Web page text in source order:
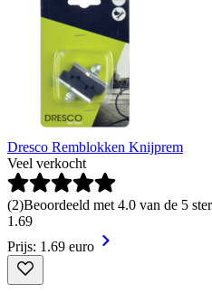
Dresco Remblokken Knijprem
Veel verkocht
(2)Beoordeeld met 4.0 van de 5
1.69
Prijs: 1.69 euro